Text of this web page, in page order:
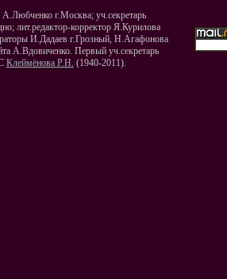
г.Москва; уч.секретарь
лит.редактор-корректор Я.Курилова
И.Дадаев г.Грозный, Н.Агафонова
А.Вдовиченко. Первый уч.секретарь
Клеймёнова Р.Н. (1940-2011).